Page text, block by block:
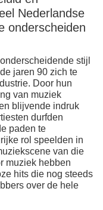
Nederlandse
onderscheiden
stijl
jaren 90 zich te
Door hun
van muziek
blijvende indruk
durfden
paden te
rol speelden in
van die
muziek hebben
hits die nog steeds
over de hele